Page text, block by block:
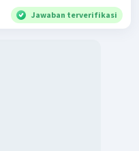
Jawaban terverifikasi